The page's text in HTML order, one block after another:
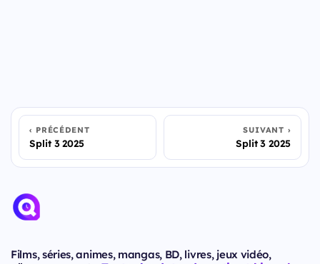
PRÉCÉDENT
Split 3 2025
SUIVANT
Split 3 2025
Films, séries, animes, mangas, BD, livres, jeux vidéo,